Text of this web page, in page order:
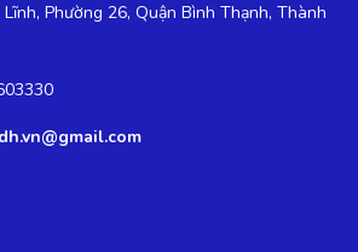
Phường 26, Quận Bình Thạnh, Thành